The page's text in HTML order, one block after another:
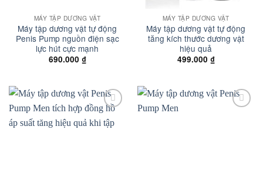
MÁY TẬP DƯƠNG VẬT
Máy tập dương vật tự động
Penis Pump nguồn điện sạc
lực hút cực mạnh
690.000 ₫
MÁY TẬP DƯƠNG VẬT
Máy tập dương vật tự động
tăng kích thước dương vật
hiệu quả
499.000 ₫
Add to
wishlist